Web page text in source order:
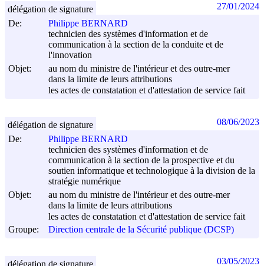
De:
Philippe BERNARD
technicien des systèmes d'information et de
communication à la section de la conduite et de
l'innovation
Objet:
au nom du ministre de l'intérieur et des outre-mer
dans la limite de leurs attributions
les actes de constatation et d'attestation de service fait
délégation de signature 27/01/2024
De:
Philippe BERNARD
technicien des systèmes d'information et de
communication à la section de la prospective et du
soutien informatique et technologique à la division de la
stratégie numérique
Objet:
au nom du ministre de l'intérieur et des outre-mer
dans la limite de leurs attributions
les actes de constatation et d'attestation de service fait
Groupe:
Direction centrale de la Sécurité publique (DCSP)
délégation de signature 08/06/2023
délégation de signature 03/05/2023